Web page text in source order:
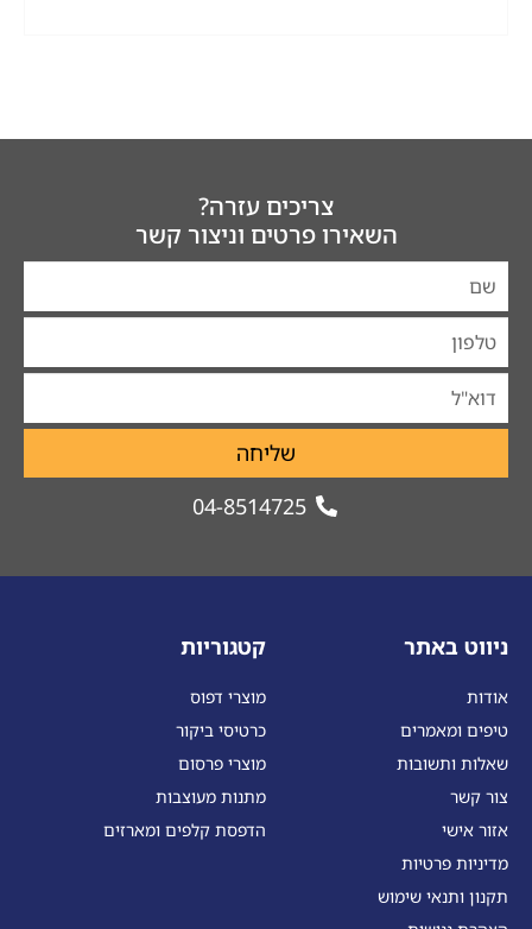
צריכים עזרה?
השאירו פרטים וניצור קשר
שליחה
04-8514725
ניווט באתר
אודות
טיפים ומאמרים
שאלות ותשובות
צור קשר
אזור אישי
מדיניות פרטיות
תקנון ותנאי שימוש
קטגוריות
מוצרי דפוס
כרטיסי ביקור
מוצרי פרסום
מתנות מעוצבות
הדפסת קלפים ומארזים